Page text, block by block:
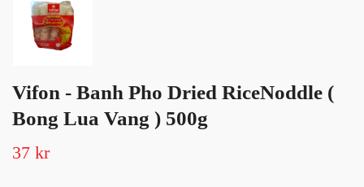
Vifon - Banh Pho Dried RiceNoddle (
Bong Lua Vang ) 500g
37 kr